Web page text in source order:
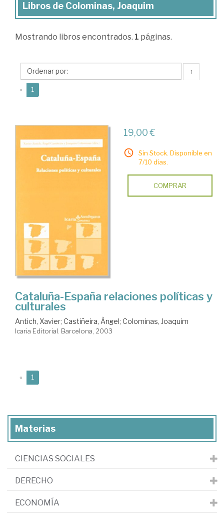
Libros
Colominas,
Libros de Colominas, Joaquim
Mostrando libros encontrados. 1 páginas.
↑
« 1
19,00 €
Sin Stock. Disponible en
7/10 días.
COMPRAR
Cataluña-España relaciones políticas y
culturales
Antich, Xavier; Castiñeira, Àngel; Colominas, Joaquim
Icaria Editorial. Barcelona, 2003
« 1
Materias
CIENCIAS SOCIALES
DERECHO
ECONOMÍA